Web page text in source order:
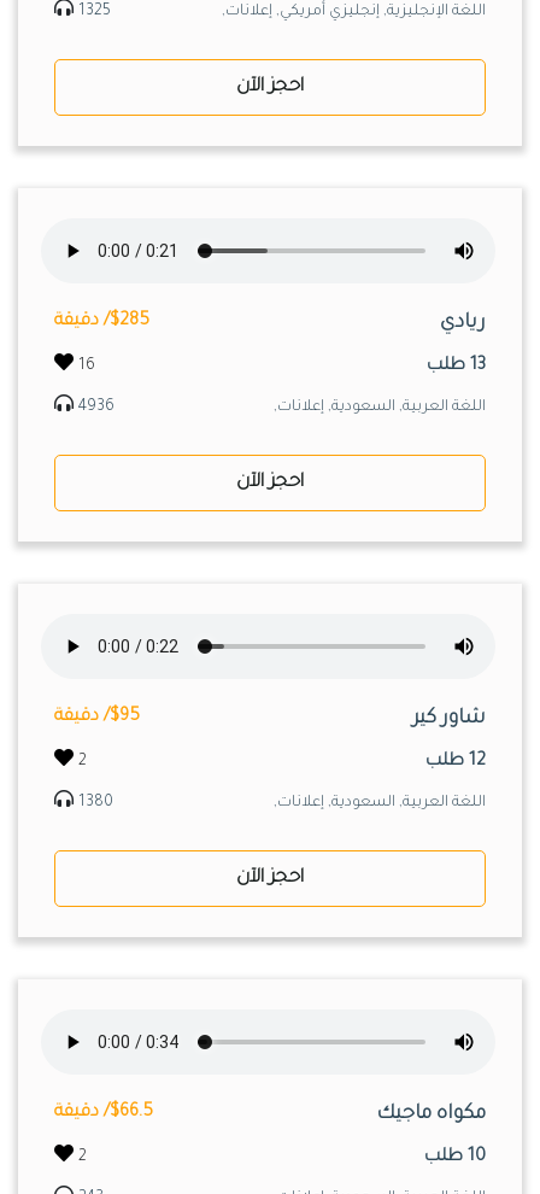
اللغة الإنجليزية, إنجليزي أمريكي, إعلانات, 1325
احجز الآن
ريادي $285/ دقيقة
13 طلب 16
اللغة العربية, السعودية, إعلانات, 4936
احجز الآن
شاور كير $95/ دقيقة
12 طلب 2
اللغة العربية, السعودية, إعلانات, 1380
احجز الآن
مكواه ماجيك $66.5/ دقيقة
10 طلب 2